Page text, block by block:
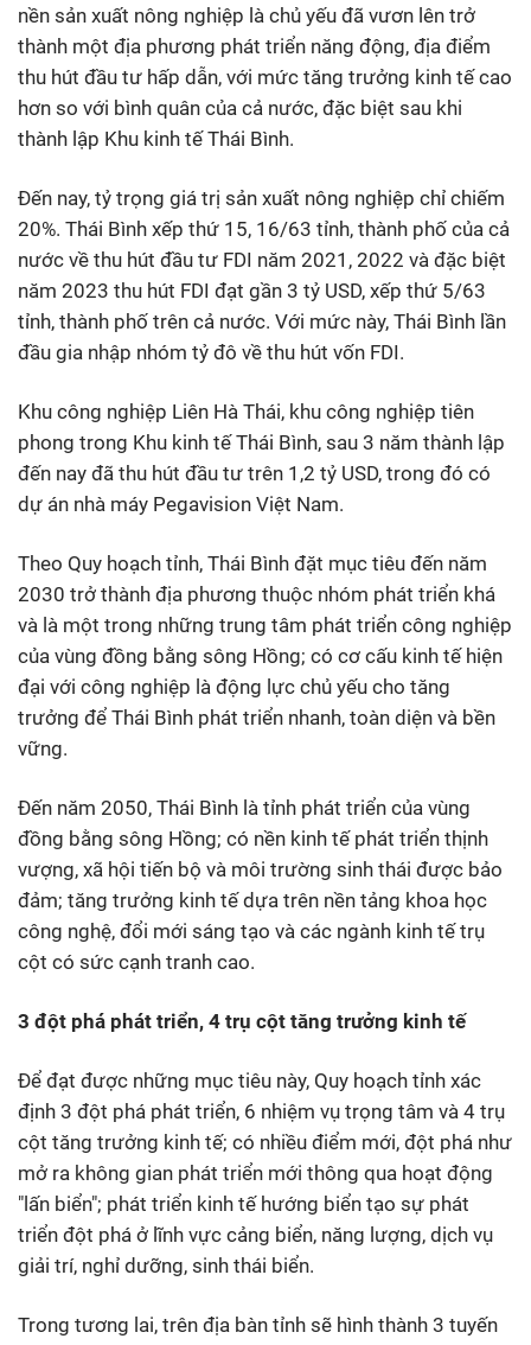
nền sản xuất nông nghiệp là chủ yếu đã vươn lên trở
thành một địa phương phát triển năng động, địa điểm
thu hút đầu tư hấp dẫn, với mức tăng trưởng kinh tế cao
hơn so với bình quân của cả nước, đặc biệt sau khi
thành lập Khu kinh tế Thái Bình.
Đến nay, tỷ trọng giá trị sản xuất nông nghiệp chỉ chiếm
20%. Thái Bình xếp thứ 15, 16/63 tỉnh, thành phố của cả
nước về thu hút đầu tư FDI năm 2021, 2022 và đặc biệt
năm 2023 thu hút FDI đạt gần 3 tỷ USD, xếp thứ 5/63
tỉnh, thành phố trên cả nước. Với mức này, Thái Bình lần
đầu gia nhập nhóm tỷ đô về thu hút vốn FDI.
Khu công nghiệp Liên Hà Thái, khu công nghiệp tiên
phong trong Khu kinh tế Thái Bình, sau 3 năm thành lập
đến nay đã thu hút đầu tư trên 1,2 tỷ USD, trong đó có
dự án nhà máy Pegavision Việt Nam.
Theo Quy hoạch tỉnh, Thái Bình đặt mục tiêu đến năm
2030 trở thành địa phương thuộc nhóm phát triển khá
và là một trong những trung tâm phát triển công nghiệp
của vùng đồng bằng sông Hồng; có cơ cấu kinh tế hiện
đại với công nghiệp là động lực chủ yếu cho tăng
trưởng để Thái Bình phát triển nhanh, toàn diện và bền
vững.
Đến năm 2050, Thái Bình là tỉnh phát triển của vùng
đồng bằng sông Hồng; có nền kinh tế phát triển thịnh
vượng, xã hội tiến bộ và môi trường sinh thái được bảo
đảm; tăng trưởng kinh tế dựa trên nền tảng khoa học
công nghệ, đổi mới sáng tạo và các ngành kinh tế trụ
cột có sức cạnh tranh cao.
3 đột phá phát triển, 4 trụ cột tăng trưởng kinh tế
Để đạt được những mục tiêu này, Quy hoạch tỉnh xác
định 3 đột phá phát triển, 6 nhiệm vụ trọng tâm và 4 trụ
cột tăng trưởng kinh tế; có nhiều điểm mới, đột phá như
mở ra không gian phát triển mới thông qua hoạt động
"lấn biển"; phát triển kinh tế hướng biển tạo sự phát
triển đột phá ở lĩnh vực cảng biển, năng lượng, dịch vụ
giải trí, nghỉ dưỡng, sinh thái biển.
Trong tương lai, trên địa bàn tỉnh sẽ hình thành 3 tuyến